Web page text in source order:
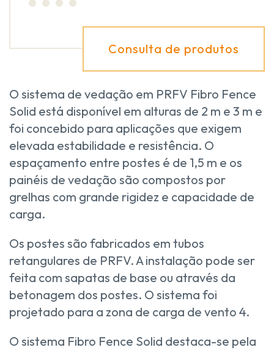
Consulta de produtos
O sistema de vedação em PRFV Fibro Fence
Solid está disponível em alturas de 2 m e 3 m e
foi concebido para aplicações que exigem
elevada estabilidade e resistência. O
espaçamento entre postes é de 1,5 m e os
painéis de vedação são compostos por
grelhas com grande rigidez e capacidade de
carga.
Os postes são fabricados em tubos
retangulares de PRFV. A instalação pode ser
feita com sapatas de base ou através da
betonagem dos postes. O sistema foi
projetado para a zona de carga de vento 4.
O sistema Fibro Fence Solid destaca-se pela